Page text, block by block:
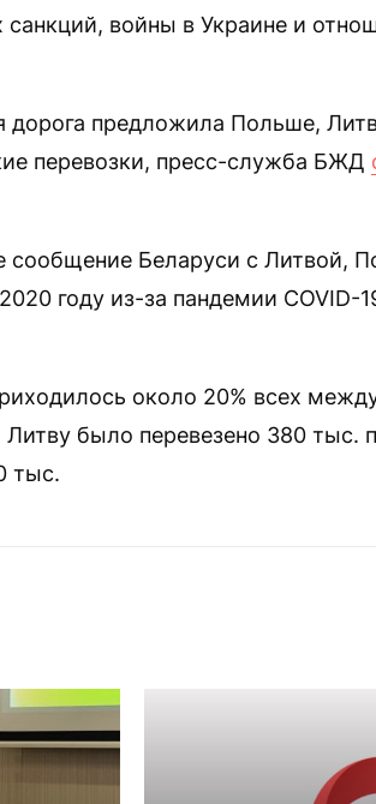
санкций, войны в Украине и
дорога предложила Польше,
перевозки, пресс-служба БЖД
Беларуси с Литвой,
году из-за пандемии COVID-
около 20% всех
было перевезено 380 тыс.
тыс.